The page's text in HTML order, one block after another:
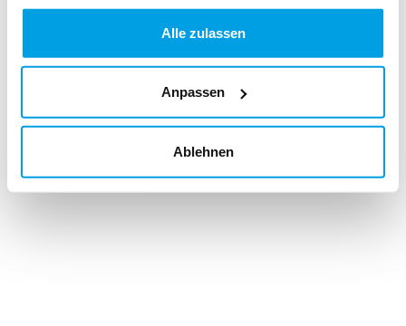
Alle zulassen
Anpassen
Ablehnen